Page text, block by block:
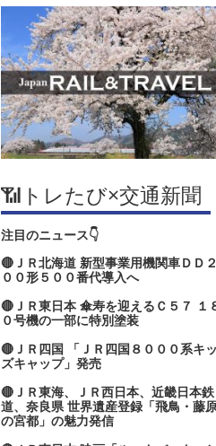
📶トレたび×交通新聞
注目のニュース👇
🔴ＪＲ北海道 新型事業用機関車ＤＤ２
００形５００番代導入へ
🔴ＪＲ東日本 傘寿を迎えるＣ５７ １
０号機の一部に特別塗装
🔴ＪＲ四国 「ＪＲ四国８０００系キッ
ズキャップ」発売
🔴ＪＲ東海、ＪＲ西日本、近畿日本鉄
道、奈良県 世界遺産登録「飛鳥・藤
の宮都」の魅力発信